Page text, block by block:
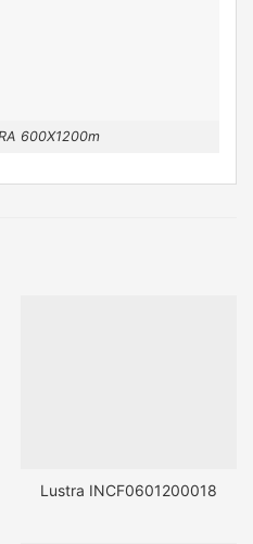
600X1200m
Lustra INCF0601200018